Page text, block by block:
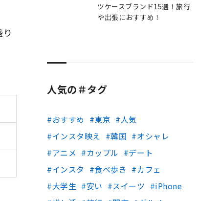
ツケースブランド15選！旅行
や出張におすすめ！
人気の＃タグ
おすすめ 東京
人気
インスタ映え
韓国
オシャレ
アニメ
カップル
デート
インスタ
食べ歩き
カフェ
大学生
安い スイーツ
iPhone